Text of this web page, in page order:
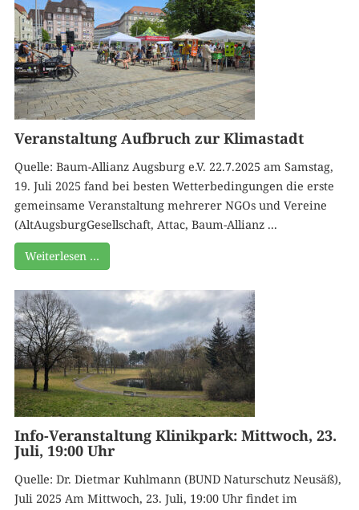
Veranstaltung Aufbruch zur Klimastadt
Quelle: Baum-Allianz Augsburg e.V. 22.7.2025 am Samstag,
19. Juli 2025 fand bei besten Wetterbedingungen die erste
gemeinsame Veranstaltung mehrerer NGOs und Vereine
(AltAugsburgGesellschaft, Attac, Baum-Allianz ...
Weiterlesen …
Info-Veranstaltung Klinikpark: Mittwoch, 23.
Juli, 19:00 Uhr
Quelle: Dr. Dietmar Kuhlmann (BUND Naturschutz Neusäß),
Juli 2025 Am Mittwoch, 23. Juli, 19:00 Uhr findet im